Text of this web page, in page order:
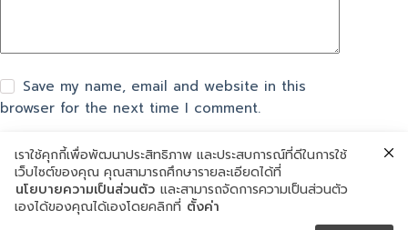
Save my name, email and website in this
browser for the next time I comment.
แสดงความเห็น
เราใช้คุกกี้เพื่อพัฒนาประสิทธิภาพ และประสบการณ์ที่ดีในการใช้
เว็บไซต์ของคุณ คุณสามารถศึกษารายละเอียดได้ที่
นโยบายความเป็นส่วนตัว และสามารถจัดการความเป็นส่วนตัว
เองได้ของคุณได้เองโดยคลิกที่ ตั้งค่า